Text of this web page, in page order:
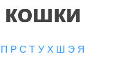
П Р С Т У Х Ш Э Я